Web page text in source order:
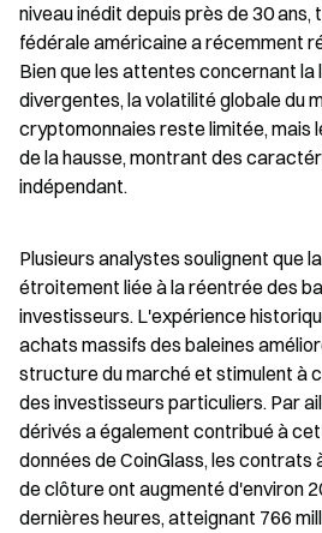
niveau inédit depuis près de 30 ans,
fédérale américaine a récemment
Bien que les attentes concernant la
divergentes, la volatilité globale du
cryptomonnaies reste limitée, mais
de la hausse, montrant des
indépendant.
Plusieurs analystes soulignent que
étroitement liée à la réentrée des
investisseurs. L'expérience
achats massifs des baleines
structure du marché et stimulent à
des investisseurs particuliers. Par
dérivés a également contribué à
données de CoinGlass, les contrats
de clôture ont augmenté d'environ
dernières heures, atteignant 766